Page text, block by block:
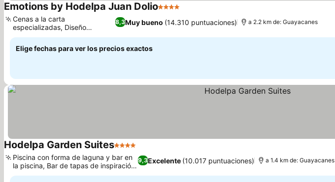
Emotions by Hodelpa Juan Dolio4 Estrellas
8,3Muy bueno (14.310 puntuaciones)
Cenas a la carta
especializadas, Diseño
caribeño contemporáneo
a 2.2 km de: Guayacanes
Elige fechas para ver los precios exactos
Hodelpa Garden Suites4 Estrellas
9,3Excelente (10.017 puntuaciones)
Piscina con forma de laguna y bar en
la piscina, Bar de tapas de inspiración
española
a 1.4 km de: Guayacanes